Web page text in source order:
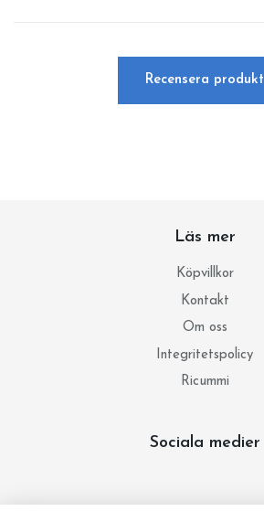
Recensera produkt
Läs mer
Köpvillkor
Kontakt
Om oss
Integritetspolicy
Ricummi
Sociala medier